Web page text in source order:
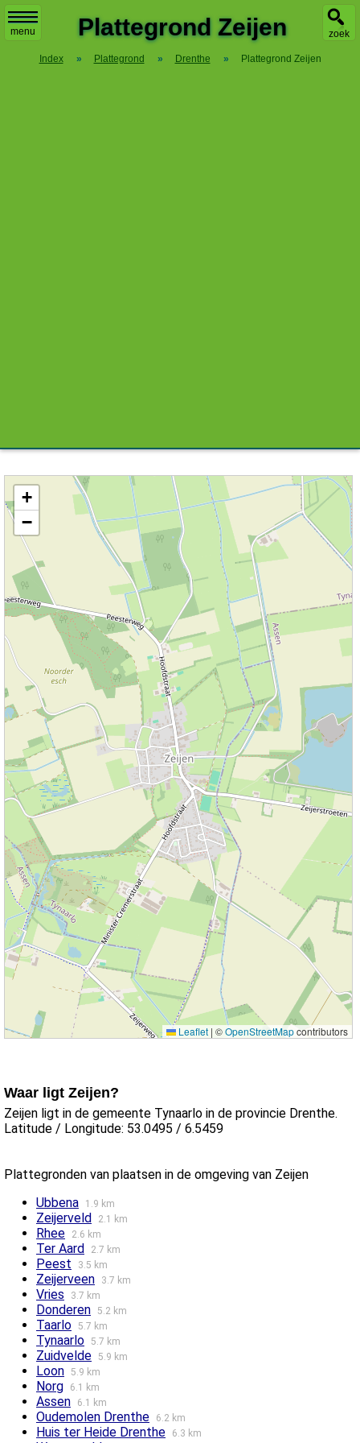
menu zoek
Plattegrond Zeijen
Index » Plattegrond » Drenthe » Plattegrond Zeijen
Kaart / Plattegrond Zeijen centrum
+
−
Leaflet | ©OpenStreetMapcontributors
Waar ligt Zeijen?
Zeijen ligt in de gemeente Tynaarlo in de provincie Drenthe.
Latitude / Longitude: 53.0495 / 6.5459
Plattegronden van plaatsen in de omgeving van Zeijen
Ubbena
1.9 km
Zeijerveld 2.1 km
Rhee 2.6 km
Ter Aard 2.7 km
Peest 3.5 km
Zeijerveen 3.7 km
Vries 3.7 km
Donderen 5.2 km
Taarlo 5.7 km
Tynaarlo 5.7 km
Zuidvelde 5.9 km
Loon 5.9 km
Norg 6.1 km
Assen 6.1 km
Oudemolen Drenthe 6.2 km
Huis ter Heide Drenthe 6.3 km